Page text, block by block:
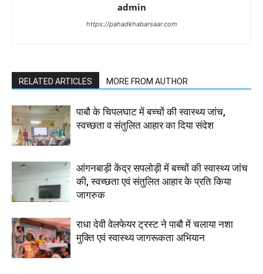
admin
https://pahadkhabarsaar.com
RELATED ARTICLES MORE FROM AUTHOR
पाबौ के चिपलघाट में बच्चों की स्वास्थ्य जांच,
स्वच्छता व संतुलित आहार का दिया संदेश
आंगनबाड़ी केंद्र सपलोड़ी में बच्चों की स्वास्थ्य जांच
की, स्वच्छता एवं संतुलित आहार के प्रति किया
जागरुक
राधा देवी वेलफेयर ट्रस्ट ने पाबौ में चलाया नशा
मुक्ति एवं स्वास्थ्य जागरूकता अभियान